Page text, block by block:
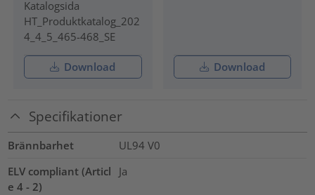
Katalogsida
HT_Produktkatalog_202
4_4_5_465-468_SE
Download Download
Specifikationer
Brännbarhet
UL94 V0
ELV compliant (Articl
e 4 - 2)
Ja